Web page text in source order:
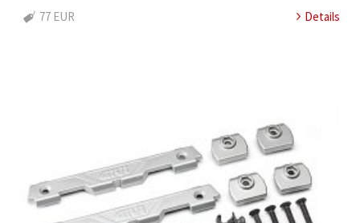
77 EUR Details